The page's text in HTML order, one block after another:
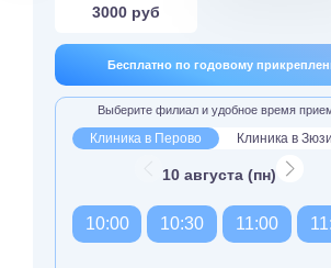
3000 руб
Бесплатно по годовому
Выберите филиал и удобное время
Клиника в Перово Клиника в
10 августа (пн)
10:00 10:30 11:00